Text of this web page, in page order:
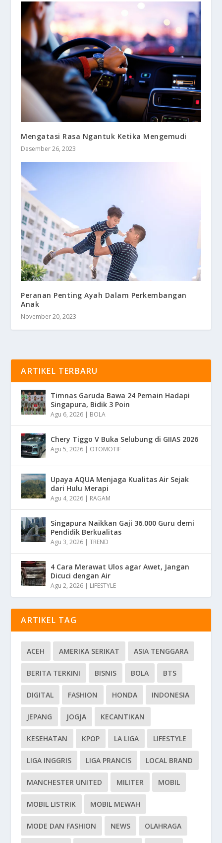
Mengatasi Rasa Ngantuk Ketika Mengemudi
Desember 26, 2023
Peranan Penting Ayah Dalam Perkembangan
Anak
November 20, 2023
ARTIKEL TERBARU
Timnas Garuda Bawa 24 Pemain Hadapi
Singapura, Bidik 3 Poin
Agu 6, 2026 | BOLA
Chery Tiggo V Buka Selubung di GIIAS 2026
Agu 5, 2026 | OTOMOTIF
Upaya AQUA Menjaga Kualitas Air Sejak
dari Hulu Merapi
Agu 4, 2026 | RAGAM
Singapura Naikkan Gaji 36.000 Guru demi
Pendidik Berkualitas
Agu 3, 2026 |TREND
4 Cara Merawat Ulos agar Awet, Jangan
Dicuci dengan Air
Agu 2, 2026 | LIFESTYLE
ARTIKEL TAG
ACEH AMERIKA SERIKAT ASIA TENGGARA
BERITA TERKINI BISNIS BOLA BTS
DIGITAL FASHION HONDA INDONESIA
JEPANG JOGJA KECANTIKAN
KESEHATAN KPOP LA LIGA LIFESTYLE
LIGA INGGRIS LIGA PRANCIS LOCAL BRAND
MANCHESTER UNITED MILITER MOBIL
MOBIL LISTRIK MOBIL MEWAH
MODE DAN FASHION NEWS OLAHRAGA